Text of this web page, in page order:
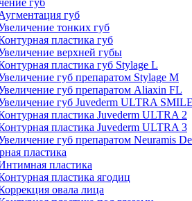
губ
губ
тонких губ
пластика губ
верхней губы
пластика губ Stylage L
губ препаратом Stylage M
губ препаратом Aliaxin FL
губ Juvederm ULTRA
пластика Juvederm ULTRA 2
пластика Juvederm ULTRA 3
губ препаратом Neuramis
пластика
пластика
пластика ягодиц
овала лица